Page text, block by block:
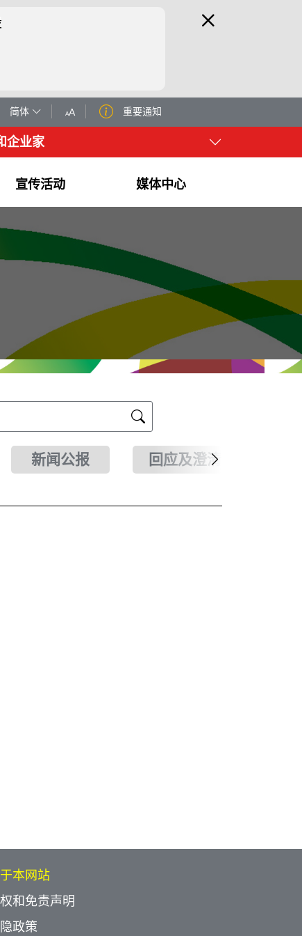
简体 AA 重要通知
企业家
宣传活动 媒体中心
新闻公报 回应及澄清
本网站
和免责声明
政策